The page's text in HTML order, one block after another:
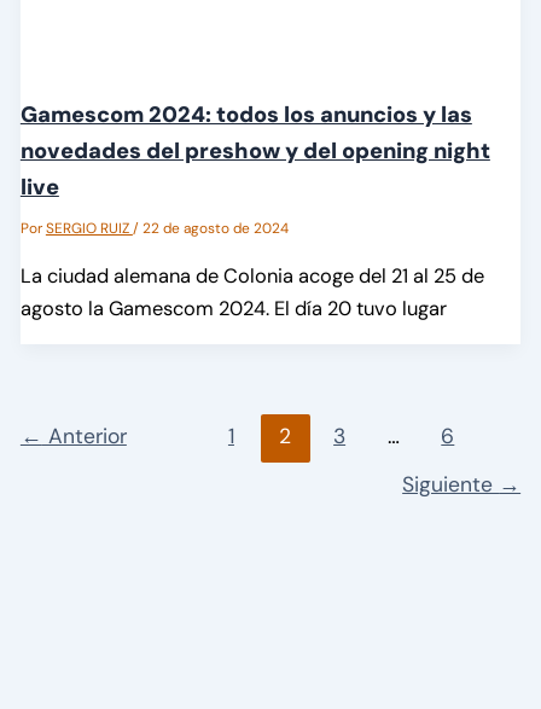
Gamescom 2024: todos los anuncios y las
novedades del preshow y del opening night
live
PorSERGIO RUIZ/22 de agosto de 2024
La ciudad alemana de Colonia acoge del 21 al 25 de
agosto la Gamescom 2024. El día 20 tuvo lugar
← Anterior 1 2 3 …
6
Siguiente →